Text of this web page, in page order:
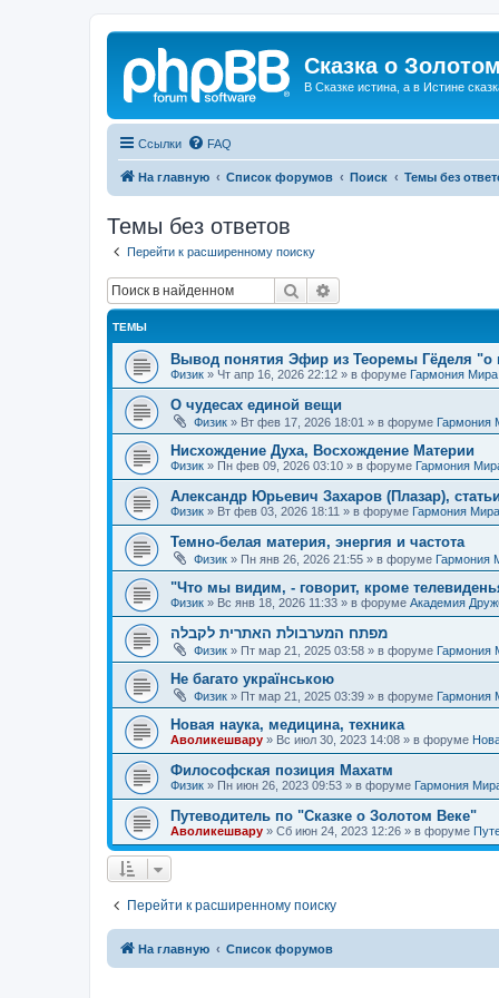
Сказка о
В Сказке истина, а в Истине
Ссылки FAQ
На главную Список форумов Поиск Темы без
Темы без ответов
Перейти к расширенному поиску
Поиск
ТЕМЫ
Вывод понятия Эфир из Теоремы Гёделя "о
Физик » Чт апр 16, 2026 22:12 » в форуме Гармония Мира
О чудесах единой вещи
Физик » Вт фев 17, 2026 18:01 » в форуме Гармония
Нисхождение Духа, Восхождение Материи
Физик » Пн фев 09, 2026 03:10 » в форуме Гармония
Александр Юрьевич Захаров (Плазар), статьи
Физик » Вт фев 03, 2026 18:11 » в форуме Гармония Мира
Темно-белая материя, энергия и частота
Физик » Пн янв 26, 2026 21:55 » в форуме Гармония
"Что мы видим, - говорит, кроме
Физик » Вс янв 18, 2026 11:33 » в форуме Академия
מפתח המערבולת האתרית לקבלה
Физик » Пт мар 21, 2025 03:58 » в форуме Гармония
Не багато українською
Физик » Пт мар 21, 2025 03:39 » в форуме Гармония
Новая наука, медицина, техника
Аволикешвару » Вс июл 30, 2023 14:08 » в форуме
Философская позиция Махатм
Физик » Пн июн 26, 2023 09:53 » в форуме Гармония
Путеводитель по "Сказке о Золотом Веке"
Аволикешвару » Сб июн 24, 2023 12:26 » в форуме
Перейти к расширенному поиску
На главную Список форумов